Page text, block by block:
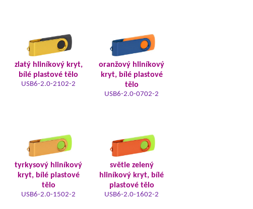
zlatý hliníkový kryt,
bílé plastové tělo
USB6-2.0-2102-2
oranžový hliníkový
kryt, bílé plastové
tělo
USB6-2.0-0702-2
tyrkysový hliníkový
kryt, bílé plastové
tělo
USB6-2.0-1502-2
světle zelený
hliníkový kryt, bílé
plastové tělo
USB6-2.0-1602-2